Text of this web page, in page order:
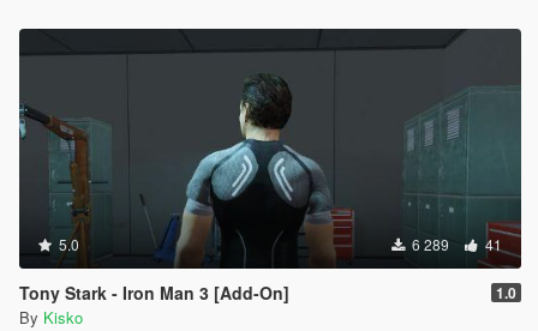
5.0 6 289 41
Tony Stark - Iron Man 3 [Add-On] 1.0
By Kisko